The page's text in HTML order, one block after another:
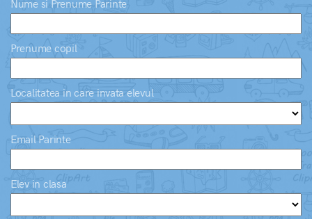
Nume si Prenume Parinte
Prenume copil
Localitatea in care invata elevul
Email Parinte
Elev in clasa